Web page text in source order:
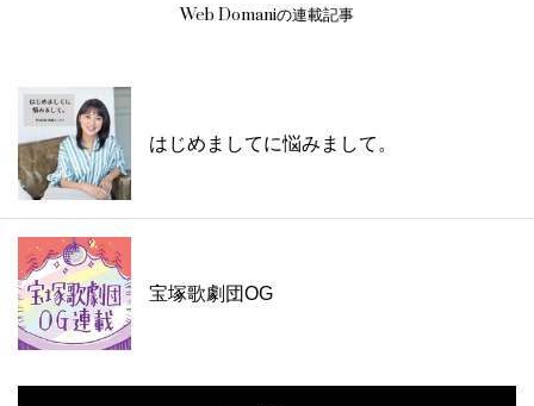
Web Domaniの連載記事
はじめましてに悩みまして。
宝塚歌劇団OG